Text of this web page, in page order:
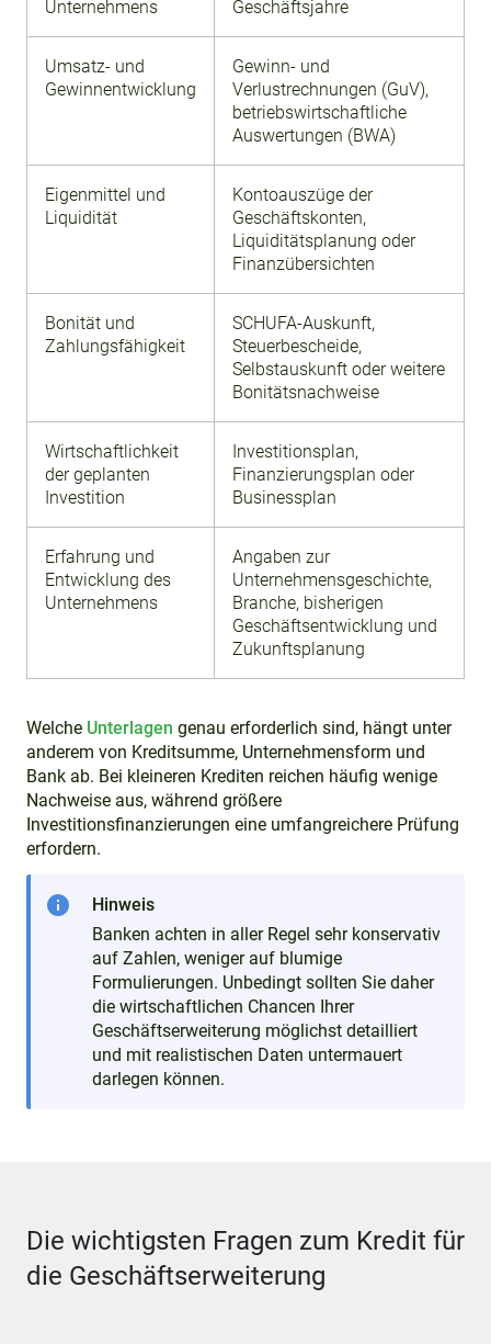
Unternehmens
Geschäftsjahre
Umsatz- und
Gewinnentwicklung
Gewinn- und
Verlustrechnungen (GuV),
betriebswirtschaftliche
Auswertungen (BWA)
Eigenmittel und
Liquidität
Kontoauszüge der
Geschäftskonten,
Liquiditätsplanung oder
Finanzübersichten
Bonität und
Zahlungsfähigkeit
SCHUFA-Auskunft,
Steuerbescheide,
Selbstauskunft oder weitere
Bonitätsnachweise
Wirtschaftlichkeit
der geplanten
Investition
Investitionsplan,
Finanzierungsplan oder
Businessplan
Erfahrung und
Entwicklung des
Unternehmens
Angaben zur
Unternehmensgeschichte,
Branche, bisherigen
Geschäftsentwicklung und
Zukunftsplanung
Welche Unterlagen genau erforderlich sind, hängt unter
anderem von Kreditsumme, Unternehmensform und
Bank ab. Bei kleineren Krediten reichen häufig wenige
Nachweise aus, während größere
Investitionsfinanzierungen eine umfangreichere Prüfung
erfordern.
info
Hinweis
Banken achten in aller Regel sehr konservativ
auf Zahlen, weniger auf blumige
Formulierungen. Unbedingt sollten Sie daher
die wirtschaftlichen Chancen Ihrer
Geschäftserweiterung möglichst detailliert
und mit realistischen Daten untermauert
darlegen können.
Die wichtigsten Fragen zum Kredit für
die Geschäftserweiterung